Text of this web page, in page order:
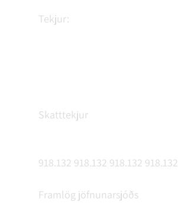
Tekjur:
Skatttekjur
918.132 918.132 918.132 918.132
Framlög jöfnunarsjóðs